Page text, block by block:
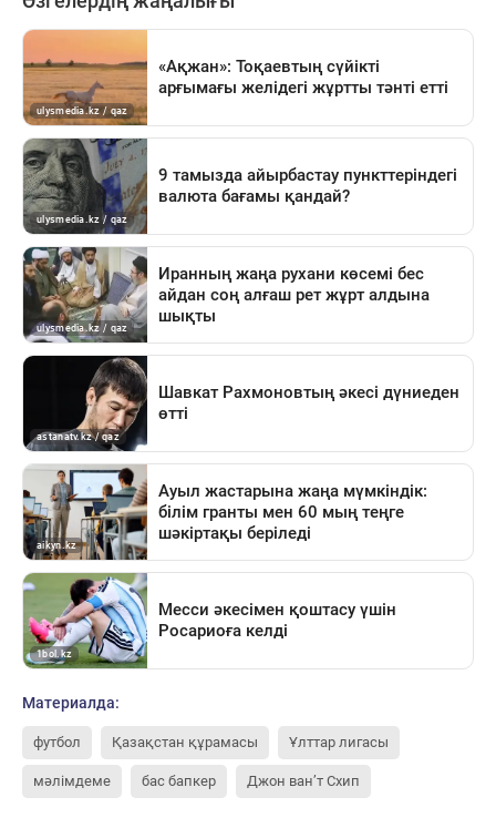
Материалда:
футбол Қазақстан құрамасы Ұлттар лигасы
мәлімдеме бас бапкер Джон ван’т Схип